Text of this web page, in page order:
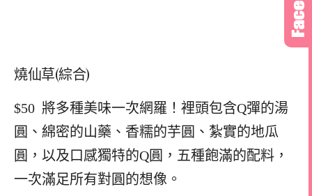
燒仙草(綜合)
$50 將多種美味一次網羅！裡頭包含Q彈的湯
圓、綿密的山藥、香糯的芋圓、紮實的地瓜
圓，以及口感獨特的Q圓，五種飽滿的配料，
一次滿足所有對圓的想像。